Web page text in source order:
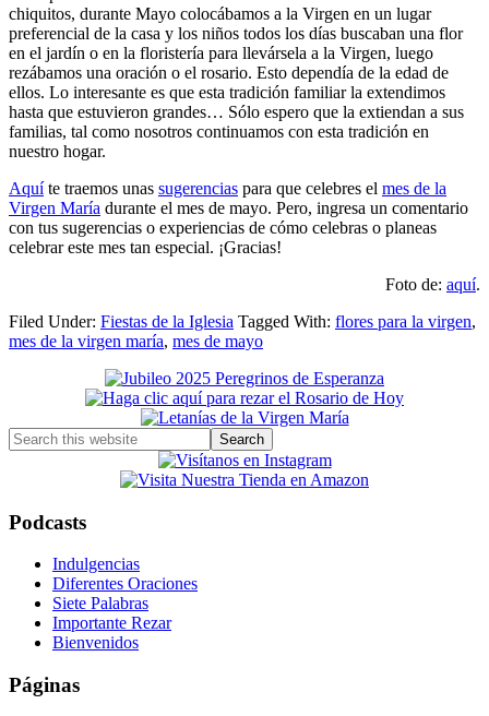
chiquitos, durante Mayo colocábamos a la Virgen en un lugar
preferencial de la casa y los niños todos los días buscaban una flor
en el jardín o en la floristería para llevársela a la Virgen, luego
rezábamos una oración o el rosario. Esto dependía de la edad de
ellos. Lo interesante es que esta tradición familiar la extendimos
hasta que estuvieron grandes… Sólo espero que la extiendan a sus
familias, tal como nosotros continuamos con esta tradición en
nuestro hogar.
Aquíte traemos unas sugerencias para que celebres el mes de la
Virgen María durante el mes de mayo. Pero, ingresa un comentario
con tus sugerencias o experiencias de cómo celebras o planeas
celebrar este mes tan especial. ¡Gracias!
Foto de: aquí.
Filed Under: Fiestas de la Iglesia Tagged With: flores para la virgen,
mes de la virgen maría, mes de mayo
Primary
Sidebar
Search
this
Podcasts
Indulgencias
Diferentes Oraciones
Siete Palabras
Importante Rezar
Bienvenidos
Páginas